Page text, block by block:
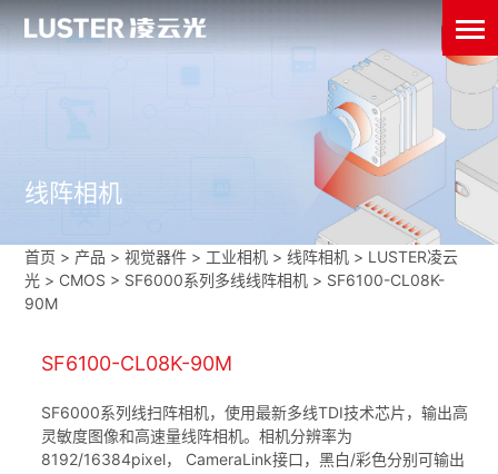
线阵相机
首页 > 产品 > 视觉器件 > 工业相机 >线阵相机 > LUSTER凌云
光 > CMOS > SF6000系列多线线阵相机 > SF6100-CL08K-
90M
SF6100-CL08K-90M
SF6000系列线扫阵相机，使用最新多线TDI技术芯片，输出高
灵敏度图像和高速量线阵相机。相机分辨率为
8192/16384pixel， CameraLink接口，黑白/彩色分别可输出